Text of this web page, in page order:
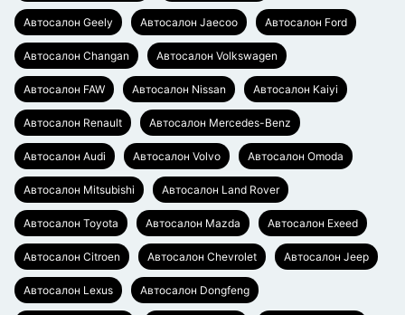
Автосалон Geely Автосалон Jaecoo Автосалон Ford
Автосалон Changan Автосалон Volkswagen
Автосалон FAW Автосалон Nissan Автосалон Kaiyi
Автосалон Renault Автосалон Mercedes-Benz
Автосалон Audi Автосалон Volvo Автосалон Omoda
Автосалон Mitsubishi Автосалон Land Rover
Автосалон Toyota Автосалон Mazda Автосалон Exeed
Автосалон Citroen Автосалон Chevrolet Автосалон Jeep
Автосалон Lexus Автосалон Dongfeng